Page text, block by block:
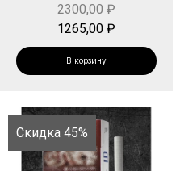
2300,00₽
1265,00 ₽
В корзину
Скидка 45%